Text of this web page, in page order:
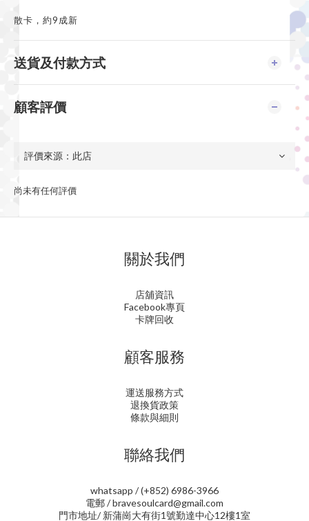
散卡，約9成新
送貨及付款方式
顧客評價
尚未有任何評價
關於我們
店舖資訊
Facebook專頁
卡牌回收
顧客服務
運送服務方式
退換貨政策
條款與細則
聯絡我們
whatsapp / (+852) 6986-3966
電郵 / bravesoulcard@gmail.com
門市地址/ 新蒲崗大有街1號勤達中心12樓1室